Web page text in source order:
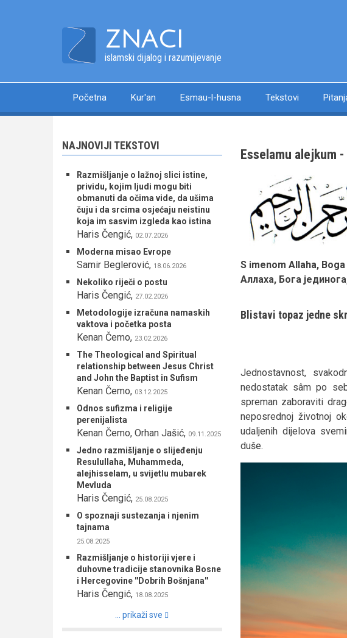
ZNACI
islamski dijalog i razumijevanje
Main
Početna Kur'an Esmau-l-husna Tekstovi
NAJNOVIJI TEKSTOVI
Razmišljanje o lažnoj slici istine,
prividu, kojim ljudi mogu biti
obmanuti da očima vide, da ušima
čuju i da srcima osjećaju neistinu
koja im sasvim izgleda kao istina
Haris Čengić, 02.07.2026
Moderna misao Evrope
Samir Beglerović, 18.06.2026
Nekoliko riječi o postu
Haris Čengić, 27.02.2026
Metodologije izračuna namaskih
vaktova i početka posta
Kenan Čemo, 23.02.2026
The Theological and Spiritual
relationship between Jesus Christ
and John the Baptist in Sufism
Kenan Čemo, 03.12.2025
Odnos sufizma i religije
perenijalista
Kenan Čemo, Orhan Jašić, 09.11.2025
Jedno razmišljanje o slijeđenju
Resulullaha, Muhammeda,
alejhisselam, u svijetlu mubarek
Mevluda
Haris Čengić, 25.08.2025
O spoznaji sustezanja i njenim
tajnama
25.08.2025
Razmišljanje o historiji vjere i
duhovne tradicije stanovnika Bosne
i Hercegovine ''Dobrih Bošnjana''
Haris Čengić, 18.08.2025
... prikaži sve
Esselamu alejkum
S imenom Allaha,
Аллаха, Бога
Blistavi topaz jedne
Jednostavnost,
nedostatak sâm po
spreman zaboraviti
neposrednoj životnoj
udaljenih dijelova
duše.